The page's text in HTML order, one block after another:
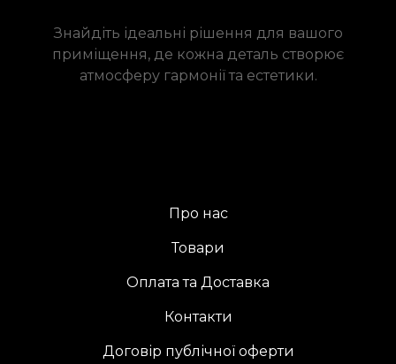
Знайдіть ідеальні рішення для вашого
приміщення, де кожна деталь створює
атмосферу гармонії та естетики.
Про нас
Товари
Оплата та Доставка
Контакти
Договір публічної оферти